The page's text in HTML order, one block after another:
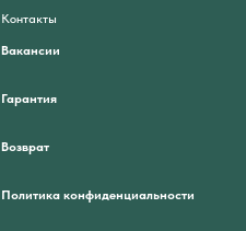
Контакты
Вакансии
Гарантия
Возврат
Политика конфиденциальности